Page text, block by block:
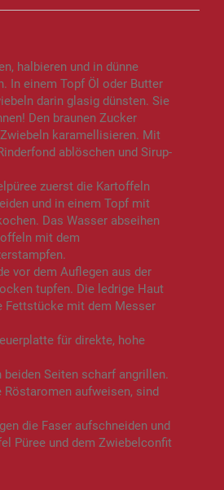
halbieren und in dünne
In einem Topf Öl oder Butter
darin glasig dünsten. Sie
Den braunen Zucker
karamellisieren. Mit
ablöschen und Sirup-
zuerst die Kartoffeln
und in einem Topf mit
Das Wasser abseihen
mit dem
vor dem Auflegen aus der
tupfen. Die ledrige Haut
Fettstücke mit dem Messer
für direkte, hohe
Seiten scharf angrillen.
Röstaromen aufweisen, sind
die Faser aufschneiden und
Püree und dem Zwiebelconfit